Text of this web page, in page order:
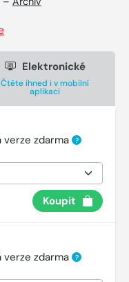
Elektronické
Čtěte ihned i v mobilní
aplikaci
zdarma ?
Koupit
zdarma ?